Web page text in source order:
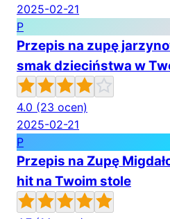
2025-02-21
P
Przepis na zupę
smak dzieciństwa w
4.0 (23 ocen)
2025-02-21
P
Przepis na Zupę
hit na Twoim stole